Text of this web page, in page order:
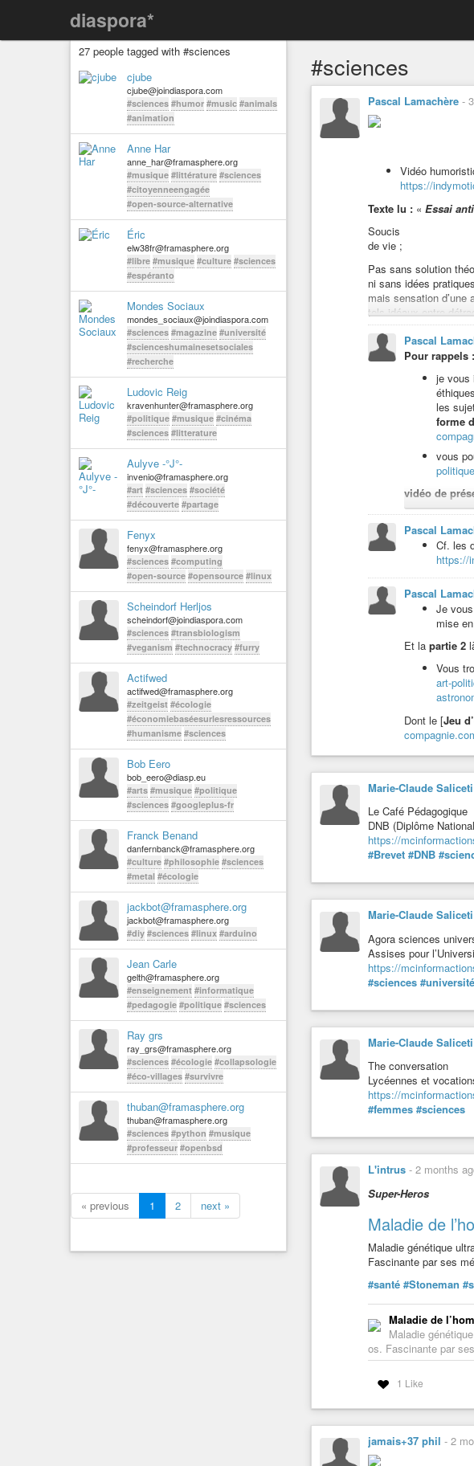
diaspora*
27 people tagged with #sciences
cjube
cjube@joindiaspora.com
#sciences #humor #music #animals
#animation
Anne Har
anne_har@framasphere.org
#musique #littérature #sciences
#citoyenneengagée
#open-source-alternative
Éric
elw38fr@framasphere.org
#libre #musique #culture #sciences
#espéranto
Mondes Sociaux
mondes_sociaux@joindiaspora.com
#sciences #magazine #université
#scienceshumainesetsociales
#recherche
Ludovic Reig
kravenhunter@framasphere.org
#politique #musique #cinéma
#sciences #litterature
Aulyve -°J°-
invenio@framasphere.org
#art #sciences #société
#découverte #partage
Fenyx
fenyx@framasphere.org
#sciences #computing
#open-source #opensource #linux
Scheindorf Herljos
scheindorf@joindiaspora.com
#sciences #transbiologism
#veganism #technocracy #furry
Actifwed
actifwed@framasphere.org
#zeitgeist #écologie
#économiebaséesurlesressources
#humanisme #sciences
Bob Eero
bob_eero@diasp.eu
#arts #musique #politique
#sciences #googleplus-fr
Franck Benand
danfernbanck@framasphere.org
#culture #philosophie #sciences
#metal #écologie
jackbot@framasphere.org
jackbot@framasphere.org
#diy #sciences #linux #arduino
Jean Carle
gelth@framasphere.org
#enseignement #informatique
#pedagogie #politique #sciences
Ray grs
ray_grs@framasphere.org
#sciences #écologie #collapsologie
#éco-villages #survivre
thuban@framasphere.org
thuban@framasphere.org
#sciences #python #musique
#professeur #openbsd
« previous 1 2 next »
#sciences
Pascal Lamachère -
Vidéo
https://
Texte lu : « Essai
Soucis
de vie ;
Pas sans solution
ni sans idées
mais sensation d’une
tels idéaux entre
Expecto Patronum ! »
Pour vous inviter à lire
Comme
Lecture
https://
Humeur à
Façon de vous
Vidéo de
Vidéo de
Vidéo de
https://
Vidéos de
https://
merci de votre
Bonne fin de mois
Bon courage.
#poesie #poésie
#santé #nature
#heroicfantasy
#antispécisme
Vidéo
Pour vous inviter
podcast « Comme un
Pascal
Pour rappels :
je vous
les
forme
vous
vidéo de
Liste
Pour
https://
Pascal
Cf. les
https://
Pascal
Je
mise
Et la partie 2
Vous
art-
Dont le [Jeu
Marie-Claude Saliceti
Le Café Pédagogique
DNB (Diplôme
https://
#Brevet #DNB
Marie-Claude Saliceti
Agora sciences
Assises pour
https://
#sciences #université
Marie-Claude Saliceti
The conversation
Lycéennes et
https://
#femmes #sciences
L'intrus - 2 months
Super-Heros
Maladie de
Maladie génétique
Fascinante par ses
#santé #Stoneman
Maladie de
Maladie
os. Fascinante par
1 Like
jamais+37 phil - 2